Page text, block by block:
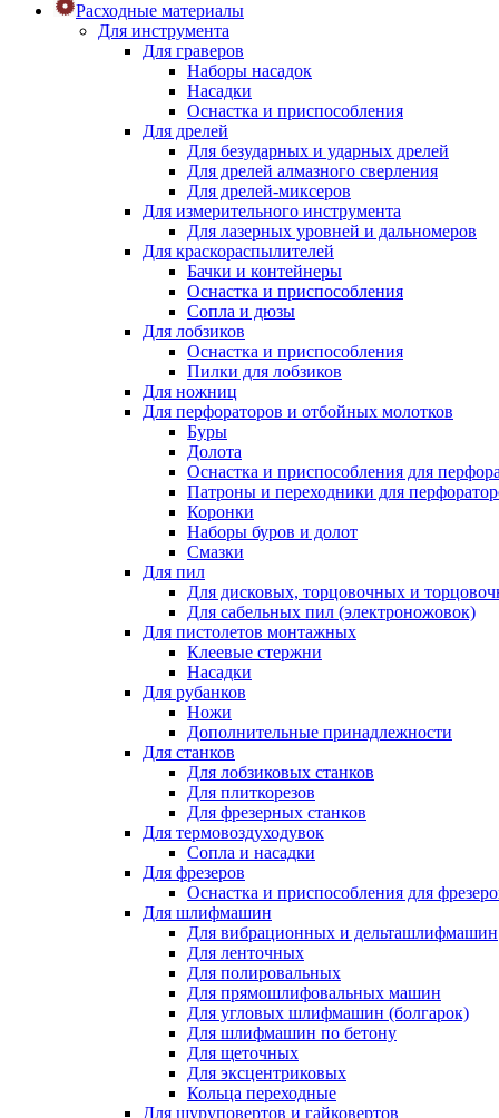
Расходные материалы
Для инструмента
Для граверов
Наборы насадок
Насадки
Оснастка и приспособления
Для дрелей
Для безударных и ударных дрелей
Для дрелей алмазного сверления
Для дрелей-миксеров
Для измерительного инструмента
Для лазерных уровней и дальномеров
Для краскораспылителей
Бачки и контейнеры
Оснастка и приспособления
Сопла и дюзы
Для лобзиков
Оснастка и приспособления
Пилки для лобзиков
Для ножниц
Для перфораторов и отбойных молотков
Буры
Долота
Оснастка и приспособления для
Патроны и переходники для
Коронки
Наборы буров и долот
Смазки
Для пил
Для дисковых, торцовочных и
Для сабельных пил (электроножовок)
Для пистолетов монтажных
Клеевые стержни
Насадки
Для рубанков
Ножи
Дополнительные принадлежности
Для станков
Для лобзиковых станков
Для плиткорезов
Для фрезерных станков
Для термовоздуходувок
Сопла и насадки
Для фрезеров
Оснастка и приспособления для
Для шлифмашин
Для вибрационных и дельташлифмашин
Для ленточных
Для полировальных
Для прямошлифовальных машин
Для угловых шлифмашин (болгарок)
Для шлифмашин по бетону
Для щеточных
Для эксцентриковых
Кольца переходные
Для шуруповертов и гайковертов